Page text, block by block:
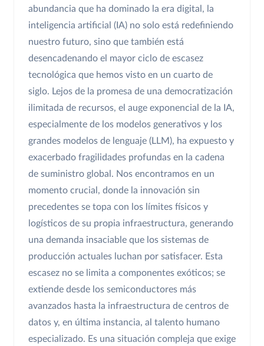
abundancia que ha dominado la era digital, la
inteligencia artificial (IA) no solo está redefiniendo
nuestro futuro, sino que también está
desencadenando el mayor ciclo de escasez
tecnológica que hemos visto en un cuarto de
siglo. Lejos de la promesa de una democratización
ilimitada de recursos, el auge exponencial de la IA,
especialmente de los modelos generativos y los
grandes modelos de lenguaje (LLM), ha expuesto y
exacerbado fragilidades profundas en la cadena
de suministro global. Nos encontramos en un
momento crucial, donde la innovación sin
precedentes se topa con los límites físicos y
logísticos de su propia infraestructura, generando
una demanda insaciable que los sistemas de
producción actuales luchan por satisfacer. Esta
escasez no se limita a componentes exóticos; se
extiende desde los semiconductores más
avanzados hasta la infraestructura de centros de
datos y, en última instancia, al talento humano
especializado. Es una situación compleja que exige